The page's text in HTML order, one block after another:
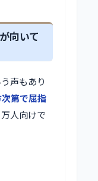
向いて
声もあり
第で屈指
人向けで